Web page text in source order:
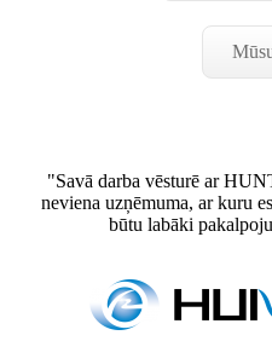
"Savā darba vēsturē ar
neviena uzņēmuma, ar kuru
būtu labāki